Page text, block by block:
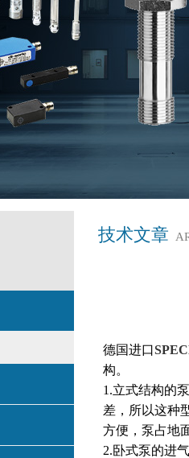
技术文章
德国进口
构。
1.立式结构的
差，所以这种
方便，泵占地
2.卧式泵的进